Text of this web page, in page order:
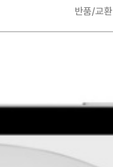
반품/교환